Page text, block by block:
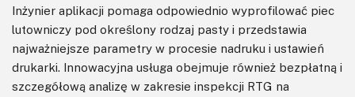
Inżynier aplikacji pomaga odpowiednio wyprofilować piec
lutowniczy pod określony rodzaj pasty i przedstawia
najważniejsze parametry w procesie nadruku i ustawień
drukarki. Innowacyjna usługa obejmuje również bezpłatną i
szczegółową analizę w zakresie inspekcji RTG na